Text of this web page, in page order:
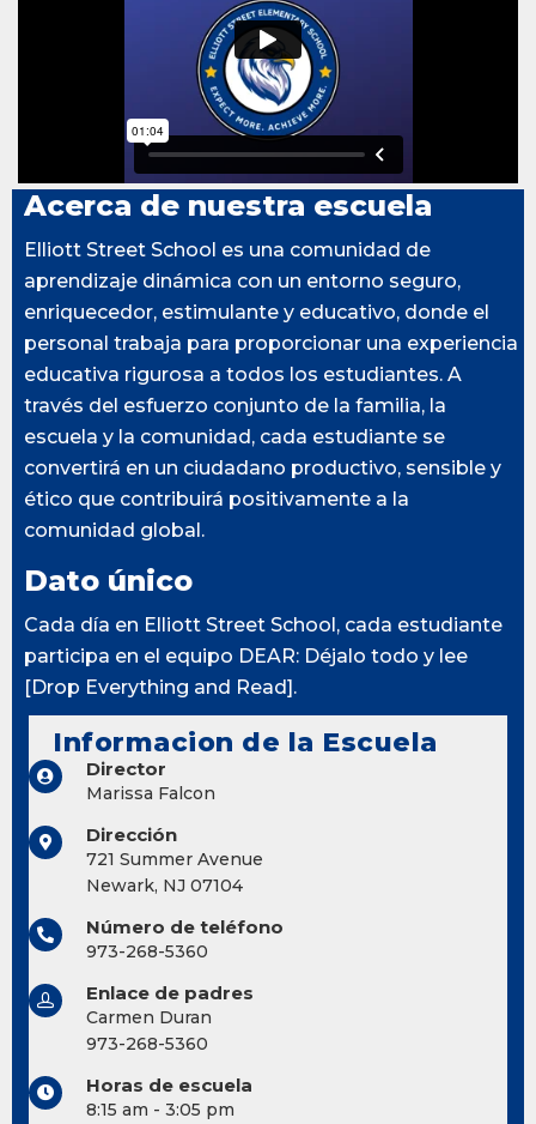
Acerca de nuestra escuela
Elliott Street School es una comunidad de
aprendizaje dinámica con un entorno seguro,
enriquecedor, estimulante y educativo, donde el
personal trabaja para proporcionar una experiencia
educativa rigurosa a todos los estudiantes. A
través del esfuerzo conjunto de la familia, la
escuela y la comunidad, cada estudiante se
convertirá en un ciudadano productivo, sensible y
ético que contribuirá positivamente a la
comunidad global.
Dato único
Cada día en Elliott Street School, cada estudiante
participa en el equipo DEAR: Déjalo todo y lee
[Drop Everything and Read].
Informacion de la Escuela
Director
Marissa Falcon
Dirección
721 Summer Avenue
Newark, NJ 07104
Número de teléfono
973-268-5360
Enlace de padres
Carmen Duran
973-268-5360
Horas de escuela
8:15 am - 3:05 pm